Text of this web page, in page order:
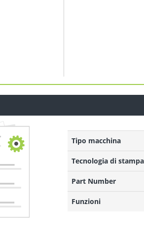
Tipo macchina
Tecnologia di stampa
Part Number
Funzioni